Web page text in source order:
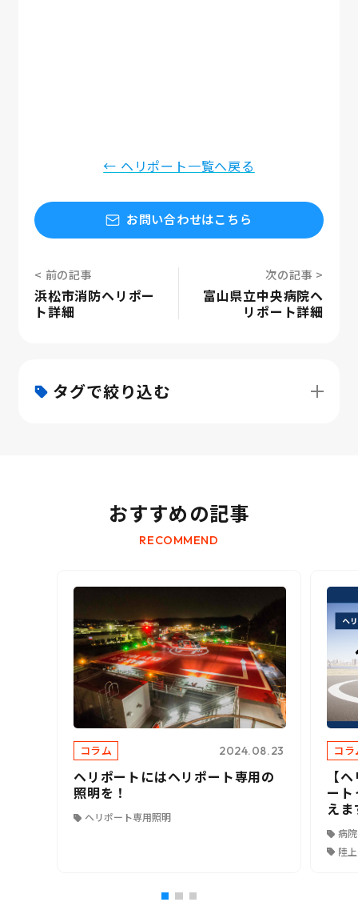
← ヘリポート一覧へ戻る
お問い合わせはこちら
浜松市消防ヘリポー
ト詳細
富山県立中央病院ヘ
リポート詳細
タグで絞り込む
おすすめの記事
RECOMMEND
コラム 2024.08.23
ヘリポートにはヘリポート専用の
照明を！
ヘリポート専用照明
コ
【
ー
えま
病
陸